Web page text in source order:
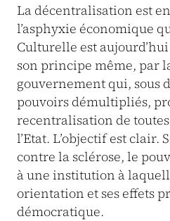
La décentralisation est
l’asphyxie économique
Culturelle est
son principe même, par
gouvernement qui, sous
pouvoirs démultipliés,
recentralisation de
l’Etat. L’objectif est clair.
contre la sclérose, le
à une institution à
orientation et ses effets
démocratique.